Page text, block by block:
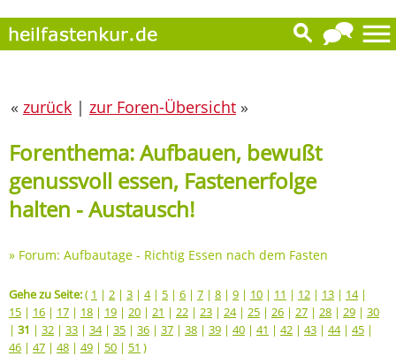
« zurück | zur Foren-Übersicht »
Forenthema: Aufbauen, bewußt
genussvoll essen, Fastenerfolge
halten - Austausch!
» Forum: Aufbautage - Richtig Essen nach dem Fasten
Gehe zu Seite:( 1 | 2 | 3 | 4| 5 | 6 | 7 | 8 | 9 | 10 | 11 | 12 | 13 | 14|
15 | 16 | 17 | 18 | 19 | 20 | 21 | 22 | 23 | 24| 25 | 26 | 27 | 28 | 29 | 30
| 31 | 32 | 33 | 34| 35 | 36 | 37 | 38 | 39 | 40 | 41 | 42 | 43 | 44| 45 |
46 | 47 | 48 | 49 | 50 | 51 )